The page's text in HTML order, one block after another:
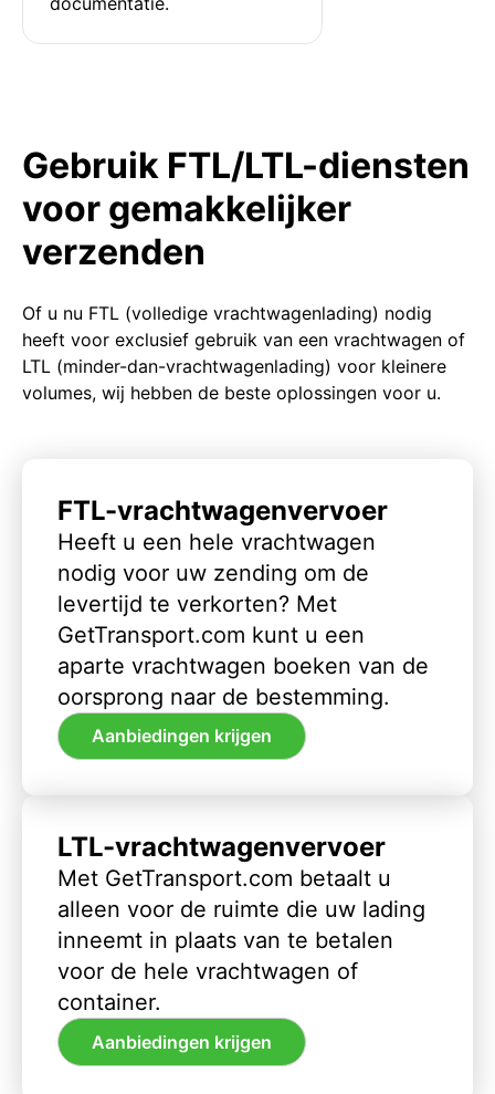
Gebruik FTL/LTL-diensten
voor gemakkelijker
verzenden
Of u nu FTL (volledige vrachtwagenlading) nodig
heeft voor exclusief gebruik van een vrachtwagen of
LTL (minder-dan-vrachtwagenlading) voor kleinere
volumes, wij hebben de beste oplossingen voor u.
FTL-vrachtwagenvervoer
Heeft u een hele vrachtwagen
nodig voor uw zending om de
levertijd te verkorten? Met
GetTransport.com kunt u een
aparte vrachtwagen boeken van de
oorsprong naar de bestemming.
Aanbiedingen krijgen
LTL-vrachtwagenvervoer
Met GetTransport.com betaalt u
alleen voor de ruimte die uw lading
inneemt in plaats van te betalen
voor de hele vrachtwagen of
container.
Aanbiedingen krijgen